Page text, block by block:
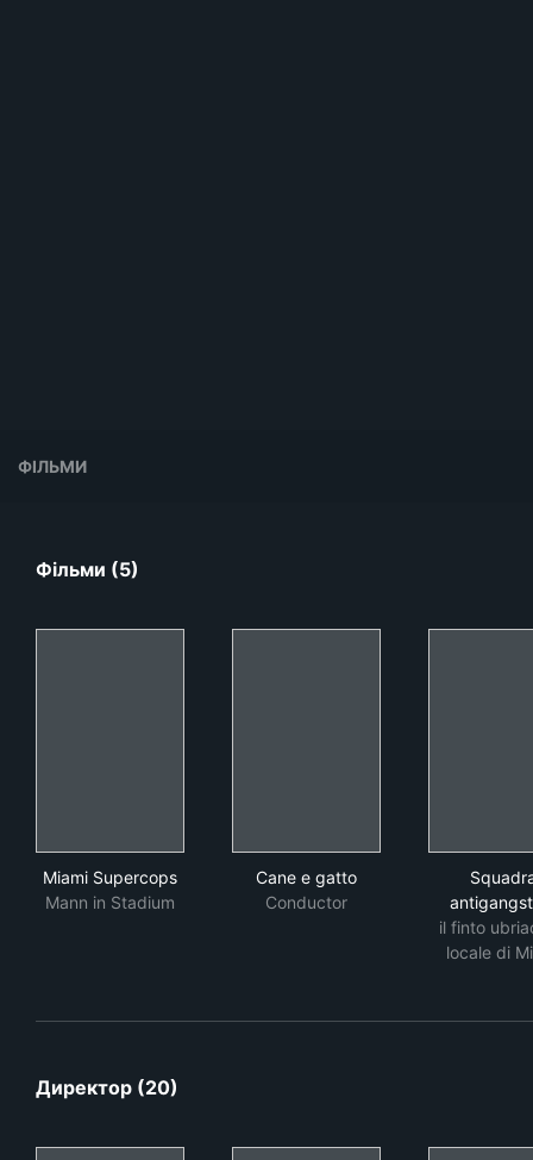
ФІЛЬМИ
Фільми (5)
Miami Supercops
Mann in Stadium
Cane e gatto
Conductor
il finto
locale di
Директор (20)